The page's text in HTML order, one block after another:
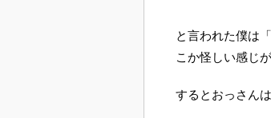
と言われた僕は
こか怪しい感じが
するとおっさん